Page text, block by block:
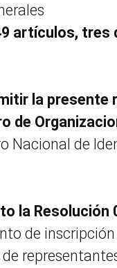
artículos, tres
la presente
de
Nacional de
la Resolución
de